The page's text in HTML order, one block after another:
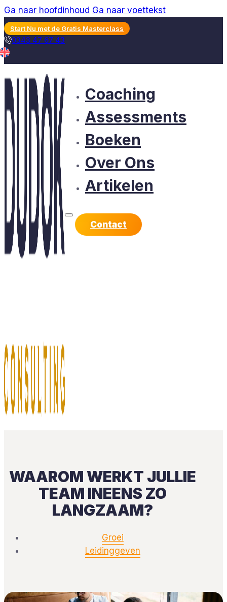
Ga naar hoofdinhoud Ga naar voettekst
Start Nu met de Gratis Masterclass
0343 47 67 43
Coaching
Assessments
Boeken
Over Ons
Artikelen
Contact
WAAROM WERKT JULLIE
TEAM INEENS ZO
LANGZAAM?
Groei
Leidinggeven